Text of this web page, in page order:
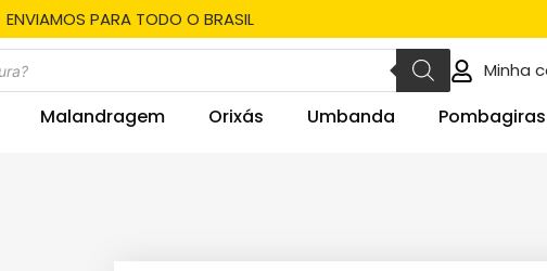
ENVIAMOS PARA TODO O BRASIL
Minha
Malandragem Orixás Umbanda Pombagiras